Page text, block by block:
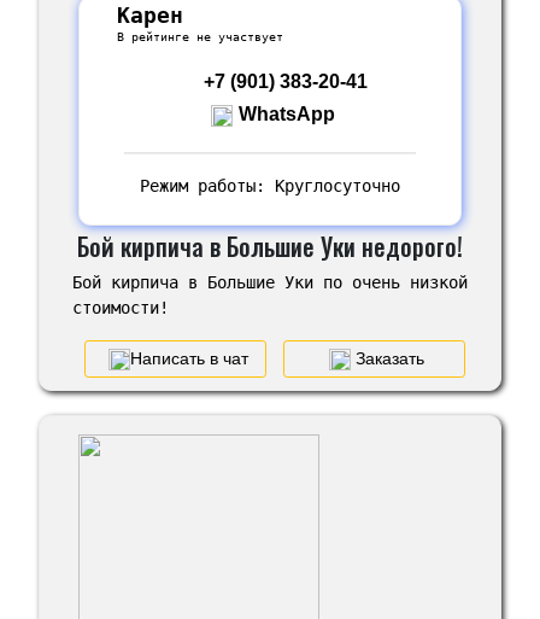
Карен
В рейтинге не участвует
+7 (901) 383-20-41
WhatsApp
Режим работы: Круглосуточно
Бой кирпича в Большие Уки недорого!
Бой кирпича в Большие Уки по очень низкой
стоимости!
Написать в чат Заказать